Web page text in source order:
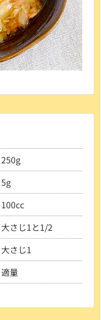
250g
5g
100cc
大さじ1と1/2
大さじ1
適量